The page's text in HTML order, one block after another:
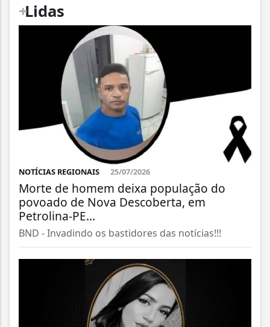
+
Lidas
NOTÍCIAS REGIONAIS 25/07/2026
Morte de homem deixa população do
povoado de Nova Descoberta, em
Petrolina-PE...
BND - Invadindo os bastidores das notícias!!!